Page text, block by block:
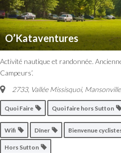
O’Kataventures
Activité nautique et randonnée.
Campeurs’.
2733, Vallée Missisquoi, Mansonville
Quoi Faire Quoi faire hors Sutton
Wifi Dîner Bienvenue
Hors Sutton